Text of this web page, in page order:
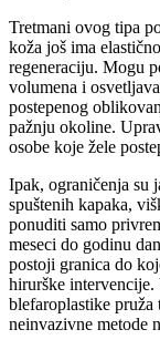
Tretmani ovog tipa
koža još ima
regeneraciju. Mogu
volumena i
postepenog
pažnju okoline.
osobe koje žele
Ipak, ograničenja su
spuštenih kapaka,
ponuditi samo
meseci do godinu
postoji granica do
hirurške
blefaroplastike
neinvazivne metode